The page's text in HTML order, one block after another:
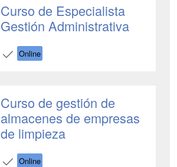
Curso de Especialista
Gestión Administrativa
Online
Curso de gestión de
almacenes de empresas
de limpieza
Online